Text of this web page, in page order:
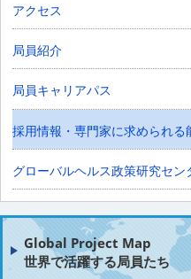
アクセス
局員紹介
局員キャリアパス
採用情報・専門家に求められ
グローバルヘルス政策研究セン
Global Project Map
世界で活躍する局員たち